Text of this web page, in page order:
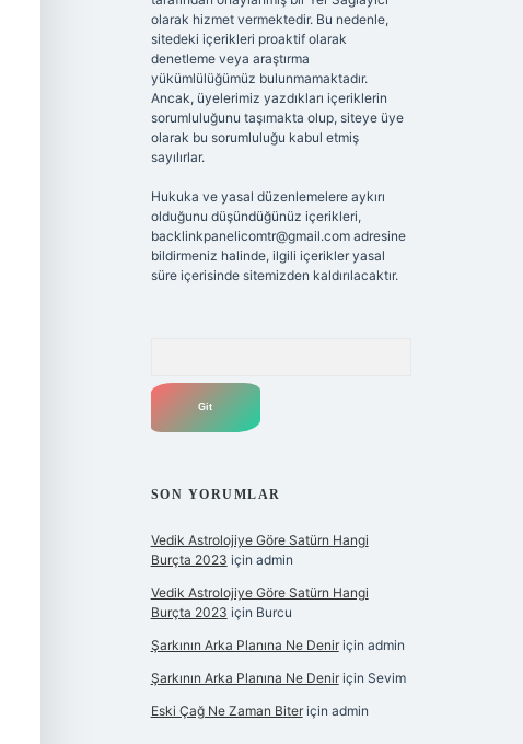
olarak hizmet vermektedir. Bu nedenle,
sitedeki içerikleri proaktif olarak
denetleme veya araştırma
yükümlülüğümüz bulunmamaktadır.
Ancak, üyelerimiz yazdıkları içeriklerin
sorumluluğunu taşımakta olup, siteye üye
olarak bu sorumluluğu kabul etmiş
sayılırlar.
Hukuka ve yasal düzenlemelere aykırı
olduğunu düşündüğünüz içerikleri,
backlinkpanelicomtr@gmail.comadresine
bildirmeniz halinde, ilgili içerikler yasal
süre içerisinde sitemizden kaldırılacaktır.
SON YORUMLAR
Vedik Astrolojiye Göre Satürn Hangi
Burçta 2023 için admin
Vedik Astrolojiye Göre Satürn Hangi
Burçta 2023 için Burcu
Şarkının Arka Planına Ne Deniriçin admin
Şarkının Arka Planına Ne Deniriçin Sevim
Eski Çağ Ne Zaman Biteriçin admin